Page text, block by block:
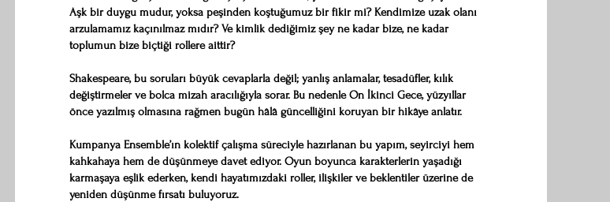
Aşk bir duygu mudur, yoksa peşinden koştuğumuz bir fikir mi? Kendimize uzak olanı
arzulamamız kaçınılmaz mıdır? Ve kimlik dediğimiz şey ne kadar bize, ne kadar
toplumun bize biçtiği rollere aittir?
Shakespeare, bu soruları büyük cevaplarla değil; yanlış anlamalar, tesadüfler, kılık
değiştirmeler ve bolca mizah aracılığıyla sorar. Bu nedenle On İkinci Gece, yüzyıllar
önce yazılmış olmasına rağmen bugün hâlâ güncelliğini koruyan bir hikâye anlatır.
Kumpanya Ensemble’ın kolektif çalışma süreciyle hazırlanan bu yapım, seyirciyi hem
kahkahaya hem de düşünmeye davet ediyor. Oyun boyunca karakterlerin yaşadığı
karmaşaya eşlik ederken, kendi hayatımızdaki roller, ilişkiler ve beklentiler üzerine de
yeniden düşünme fırsatı buluyoruz.